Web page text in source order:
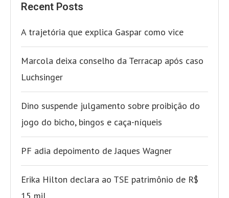
Recent Posts
A trajetória que explica Gaspar como vice
Marcola deixa conselho da Terracap após caso
Luchsinger
Dino suspende julgamento sobre proibição do
jogo do bicho, bingos e caça-níqueis
PF adia depoimento de Jaques Wagner
Erika Hilton declara ao TSE patrimônio de R$